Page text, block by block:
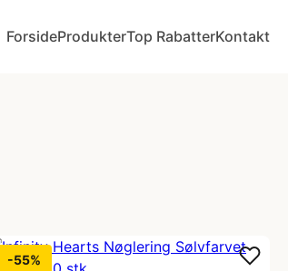
ForsideProdukterTop RabatterKontakt
-55%